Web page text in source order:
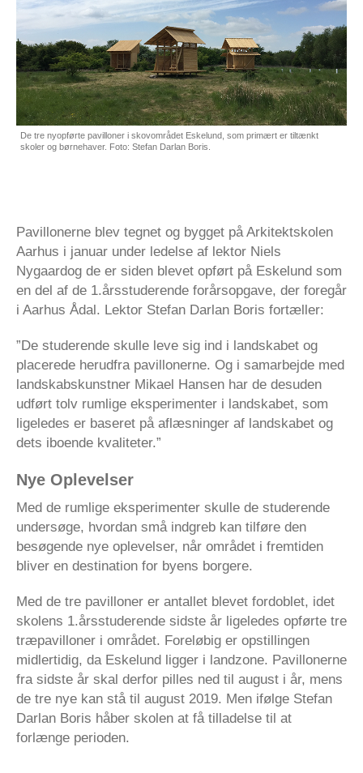
De tre nyopførte pavilloner i skovområdet Eskelund, som primært er tiltænkt
skoler og børnehaver. Foto: Stefan Darlan Boris.
Pavillonerne blev tegnet og bygget på Arkitektskolen
Aarhus i januar under ledelse af lektor Niels
Nygaardog de er siden blevet opført på Eskelund som
en del af de 1.årsstuderende forårsopgave, der foregår
i Aarhus Ådal. Lektor Stefan Darlan Boris fortæller:
”De studerende skulle leve sig ind i landskabet og
placerede herudfra pavillonerne. Og i samarbejde med
landskabskunstner Mikael Hansen har de desuden
udført tolv rumlige eksperimenter i landskabet, som
ligeledes er baseret på aflæsninger af landskabet og
dets iboende kvaliteter.”
Nye Oplevelser
Med de rumlige eksperimenter skulle de studerende
undersøge, hvordan små indgreb kan tilføre den
besøgende nye oplevelser, når området i fremtiden
bliver en destination for byens borgere.
Med de tre pavilloner er antallet blevet fordoblet, idet
skolens 1.årsstuderende sidste år ligeledes opførte tre
træpavilloner i området. Foreløbig er opstillingen
midlertidig, da Eskelund ligger i landzone. Pavillonerne
fra sidste år skal derfor pilles ned til august i år, mens
de tre nye kan stå til august 2019. Men ifølge Stefan
Darlan Boris håber skolen at få tilladelse til at
forlænge perioden.